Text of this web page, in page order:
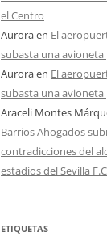
el Centro
Auroraen El
subasta una avioneta
Auroraen El
subasta una avioneta
Araceli Montes
Barrios Ahogados
contradicciones del
estadios del Sevilla
ETIQUETAS